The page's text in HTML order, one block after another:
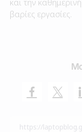
βαρίες εργασίες.